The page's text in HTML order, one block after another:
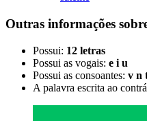
Outras informações
Possui: 12 letras
Possui as vogais: e i u
Possui as consoantes: v n
A palavra escrita ao